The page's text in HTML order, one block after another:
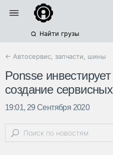
Найти грузы
← Автосервис, запчасти, шины
Ponsse
создание
19:01, 29 Сентября 2020